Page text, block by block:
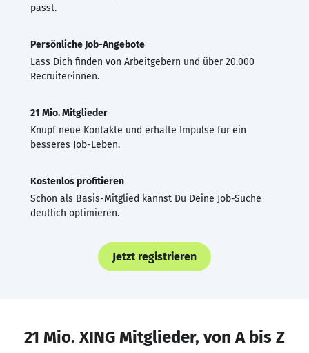
passt.
Persönliche Job-Angebote
Lass Dich finden von Arbeitgebern und über 20.000
Recruiter·innen.
21 Mio. Mitglieder
Knüpf neue Kontakte und erhalte Impulse für ein
besseres Job-Leben.
Kostenlos profitieren
Schon als Basis-Mitglied kannst Du Deine Job-Suche
deutlich optimieren.
Jetzt registrieren
21 Mio. XING Mitglieder, von A bis Z